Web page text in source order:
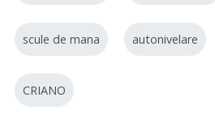
scule de mana autonivelare
CRIANO